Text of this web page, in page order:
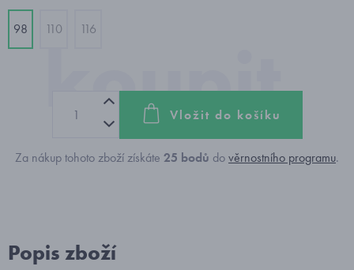
98 110 116
Vložit do košíku
Za nákup tohoto zboží získáte 25 bodů dověrnostního programu.
Popis zboží